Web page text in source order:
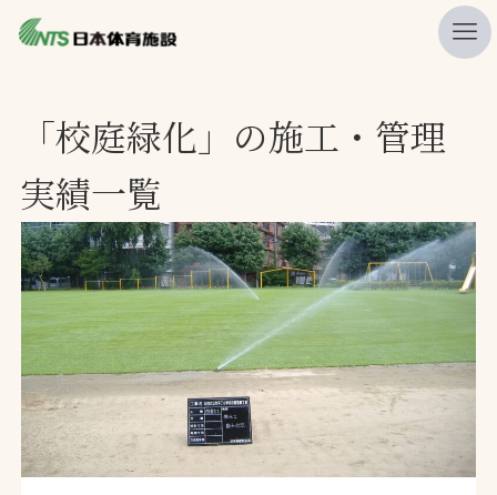
ニュース
プレスリリース
レポート
製品・サービス一覧
施工・管理実績一覧
会社概要
採用情報
検索
「校庭緑化」の施工・管理
実績一覧